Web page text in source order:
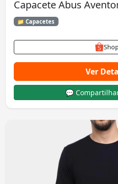
Capacete Abus
📁 Capacetes
Ver
💬